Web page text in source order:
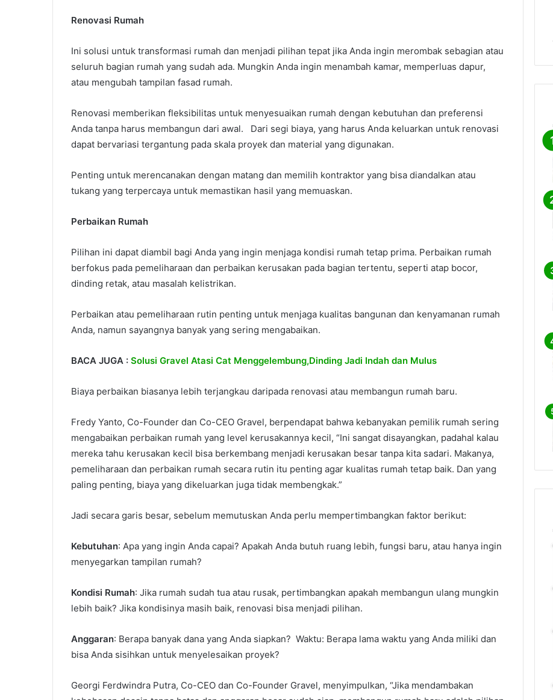
Renovasi Rumah
Ini solusi untuk transformasi rumah dan menjadi pilihan tepat jika Anda ingin merombak sebagian atau
seluruh bagian rumah yang sudah ada. Mungkin Anda ingin menambah kamar, memperluas dapur,
atau mengubah tampilan fasad rumah.
Renovasi memberikan fleksibilitas untuk menyesuaikan rumah dengan kebutuhan dan preferensi
Anda tanpa harus membangun dari awal. Dari segi biaya, yang harus Anda keluarkan untuk renovasi
dapat bervariasi tergantung pada skala proyek dan material yang digunakan.
Penting untuk merencanakan dengan matang dan memilih kontraktor yang bisa diandalkan atau
tukang yang terpercaya untuk memastikan hasil yang memuaskan.
Perbaikan Rumah
Pilihan ini dapat diambil bagi Anda yang ingin menjaga kondisi rumah tetap prima. Perbaikan rumah
berfokus pada pemeliharaan dan perbaikan kerusakan pada bagian tertentu, seperti atap bocor,
dinding retak, atau masalah kelistrikan.
Perbaikan atau pemeliharaan rutin penting untuk menjaga kualitas bangunan dan kenyamanan rumah
Anda, namun sayangnya banyak yang sering mengabaikan.
BACA JUGA : Solusi Gravel Atasi Cat Menggelembung,Dinding Jadi Indah dan Mulus
Biaya perbaikan biasanya lebih terjangkau daripada renovasi atau membangun rumah baru.
Fredy Yanto, Co-Founder dan Co-CEO Gravel, berpendapat bahwa kebanyakan pemilik rumah sering
mengabaikan perbaikan rumah yang level kerusakannya kecil, “Ini sangat disayangkan, padahal kalau
mereka tahu kerusakan kecil bisa berkembang menjadi kerusakan besar tanpa kita sadari. Makanya,
pemeliharaan dan perbaikan rumah secara rutin itu penting agar kualitas rumah tetap baik. Dan yang
paling penting, biaya yang dikeluarkan juga tidak membengkak.”
Jadi secara garis besar, sebelum memutuskan Anda perlu mempertimbangkan faktor berikut:
Kebutuhan: Apa yang ingin Anda capai? Apakah Anda butuh ruang lebih, fungsi baru, atau hanya ingin
menyegarkan tampilan rumah?
Kondisi Rumah: Jika rumah sudah tua atau rusak, pertimbangkan apakah membangun ulang mungkin
lebih baik? Jika kondisinya masih baik, renovasi bisa menjadi pilihan.
Anggaran: Berapa banyak dana yang Anda siapkan? Waktu: Berapa lama waktu yang Anda miliki dan
bisa Anda sisihkan untuk menyelesaikan proyek?
Georgi Ferdwindra Putra, Co-CEO dan Co-Founder Gravel, menyimpulkan, “Jika mendambakan